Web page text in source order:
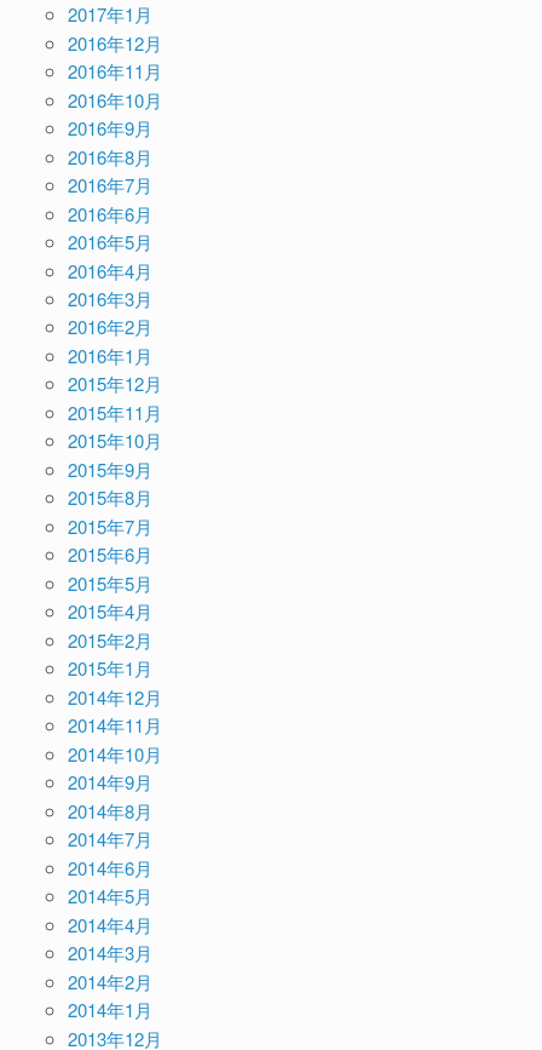
2017年1月
2016年12月
2016年11月
2016年10月
2016年9月
2016年8月
2016年7月
2016年6月
2016年5月
2016年4月
2016年3月
2016年2月
2016年1月
2015年12月
2015年11月
2015年10月
2015年9月
2015年8月
2015年7月
2015年6月
2015年5月
2015年4月
2015年2月
2015年1月
2014年12月
2014年11月
2014年10月
2014年9月
2014年8月
2014年7月
2014年6月
2014年5月
2014年4月
2014年3月
2014年2月
2014年1月
2013年12月